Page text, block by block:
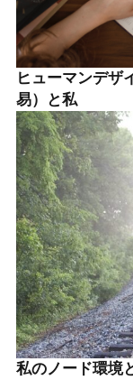
ヒューマンデザ
易）と私
私のノード環境